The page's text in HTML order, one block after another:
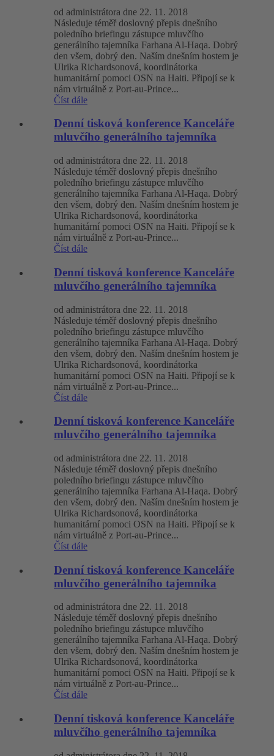
od administrátora dne 22. 11. 2018
Následuje téměř doslovný přepis dnešního
poledního briefingu zástupce mluvčího
generálního tajemníka Farhana Al-Haqa. Dobrý
den všem, dobrý den. Naším dnešním hostem je
Ulrika Richardsonová, koordinátorka
humanitární pomoci OSN na Haiti. Připojí se k
nám virtuálně z Port-au-Prince...
Číst dále
Denní tisková konference Kanceláře
mluvčího generálního tajemníka
od administrátora dne 22. 11. 2018
Následuje téměř doslovný přepis dnešního
poledního briefingu zástupce mluvčího
generálního tajemníka Farhana Al-Haqa. Dobrý
den všem, dobrý den. Naším dnešním hostem je
Ulrika Richardsonová, koordinátorka
humanitární pomoci OSN na Haiti. Připojí se k
nám virtuálně z Port-au-Prince...
Číst dále
Denní tisková konference Kanceláře
mluvčího generálního tajemníka
od administrátora dne 22. 11. 2018
Následuje téměř doslovný přepis dnešního
poledního briefingu zástupce mluvčího
generálního tajemníka Farhana Al-Haqa. Dobrý
den všem, dobrý den. Naším dnešním hostem je
Ulrika Richardsonová, koordinátorka
humanitární pomoci OSN na Haiti. Připojí se k
nám virtuálně z Port-au-Prince...
Číst dále
Denní tisková konference Kanceláře
mluvčího generálního tajemníka
od administrátora dne 22. 11. 2018
Následuje téměř doslovný přepis dnešního
poledního briefingu zástupce mluvčího
generálního tajemníka Farhana Al-Haqa. Dobrý
den všem, dobrý den. Naším dnešním hostem je
Ulrika Richardsonová, koordinátorka
humanitární pomoci OSN na Haiti. Připojí se k
nám virtuálně z Port-au-Prince...
Číst dále
Denní tisková konference Kanceláře
mluvčího generálního tajemníka
od administrátora dne 22. 11. 2018
Následuje téměř doslovný přepis dnešního
poledního briefingu zástupce mluvčího
generálního tajemníka Farhana Al-Haqa. Dobrý
den všem, dobrý den. Naším dnešním hostem je
Ulrika Richardsonová, koordinátorka
humanitární pomoci OSN na Haiti. Připojí se k
nám virtuálně z Port-au-Prince...
Číst dále
Denní tisková konference Kanceláře
mluvčího generálního tajemníka